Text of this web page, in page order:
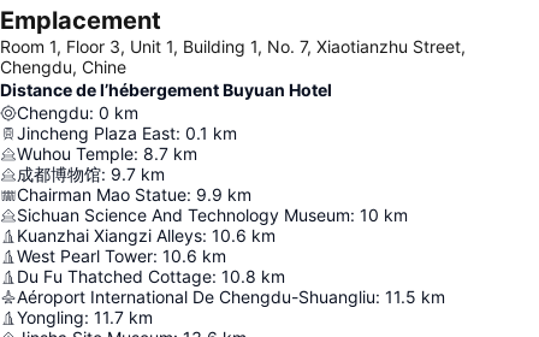
Emplacement
Room 1, Floor 3, Unit 1, Building 1, No. 7, Xiaotianzhu Street,
Chengdu, Chine
Distance de l’hébergement Buyuan Hotel
Chengdu: 0 km
Jincheng Plaza East: 0.1 km
Wuhou Temple: 8.7 km
成都博物馆: 9.7 km
Chairman Mao Statue: 9.9 km
Sichuan Science And Technology Museum: 10 km
Kuanzhai Xiangzi Alleys: 10.6 km
West Pearl Tower: 10.6 km
Du Fu Thatched Cottage: 10.8 km
Aéroport International De Chengdu-Shuangliu: 11.5 km
Yongling: 11.7 km